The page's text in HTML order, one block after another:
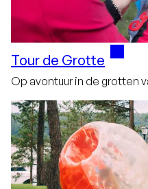
Tour de Grotte
Op avontuur in de grotten